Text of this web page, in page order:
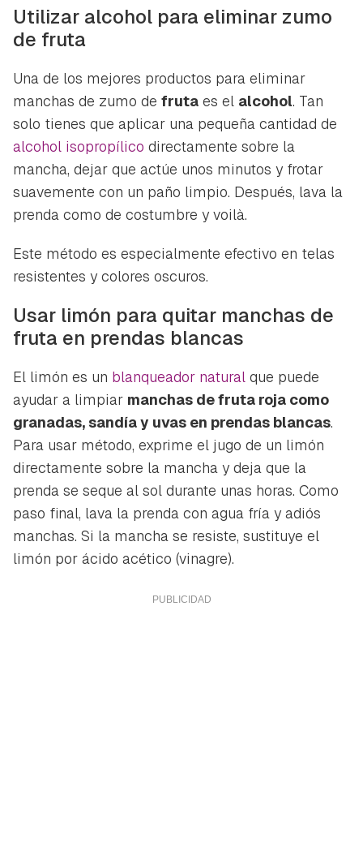
Utilizar alcohol para eliminar zumo
de fruta
Una de los mejores productos para eliminar
manchas de zumo de fruta es el alcohol. Tan
solo tienes que aplicar una pequeña cantidad de
alcohol isopropílico directamente sobre la
mancha, dejar que actúe unos minutos y frotar
suavemente con un paño limpio. Después, lava la
prenda como de costumbre y voilà.
Este método es especialmente efectivo en telas
resistentes y colores oscuros.
Usar limón para quitar manchas de
fruta en prendas blancas
El limón es un blanqueador natural que puede
ayudar a limpiar manchas de fruta roja como
granadas, sandía y uvas en prendas blancas.
Para usar método, exprime el jugo de un limón
directamente sobre la mancha y deja que la
prenda se seque al sol durante unas horas. Como
paso final, lava la prenda con agua fría y adiós
manchas. Si la mancha se resiste, sustituye el
limón por ácido acético (vinagre).